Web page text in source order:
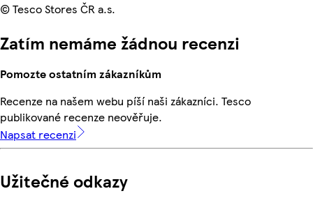
© Tesco Stores ČR a.s.
Zatím nemáme žádnou recenzi
Pomozte ostatním zákazníkům
Recenze na našem webu píší naši zákazníci. Tesco
publikované recenze neověřuje.
Napsat recenzi
Užitečné odkazy